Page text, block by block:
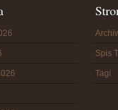
Spis
Tagi